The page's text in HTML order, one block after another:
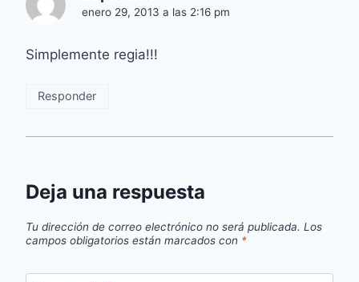
enero 29, 2013 a las 2:16 pm
Simplemente regia!!!
Responder
Deja una respuesta
Tu dirección de correo electrónico no será publicada. Los
campos obligatorios están marcados con *